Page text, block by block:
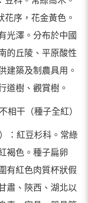
序，花金黃色。
光澤。分布於中國
的丘陵、平原酸性
建築及制農具用。
道樹、觀賞樹。
相干（種子全紅）
：紅豆杉科。常綠
褐色。種子扁卵
有紅色肉質杯狀假
肅、陝西、湖北以